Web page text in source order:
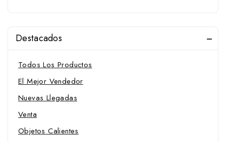
Barbadas
Americanos
Chifney
Coche
Doma
Goyoaga
Destacados
Todos Los Productos
El Mejor Vendedor
Nuevas Llegadas
Venta
Objetos Calientes